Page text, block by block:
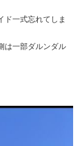
ド一式忘れてしま
は一部ダルンダル